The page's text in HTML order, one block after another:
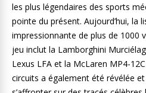
les plus légendaires des sports
pointe du présent. Aujourd’hui, la
impressionnante de plus de 1000
jeu inclut la Lamborghini
Lexus LFA et la McLaren MP4-
circuits a également été révélée